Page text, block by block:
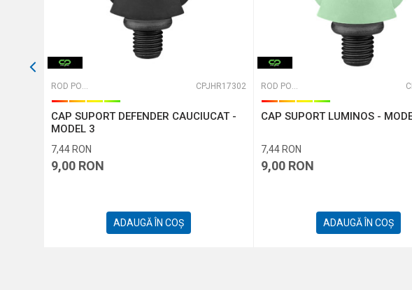
ROD PODURI, BUZZBARI ȘI BANCKSTI CPJHR17302
CAP SUPORT DEFENDER CAUCIUCAT -
MODEL 3
7,44 RON
9,00 RON
ADAUGĂ ÎN COȘ
ROD PODURI, BUZZBARI ȘI BANCKSTI
CAP SUPORT LUMINOS -
7,44 RON
9,00 RON
ADAUGĂ ÎN COȘ